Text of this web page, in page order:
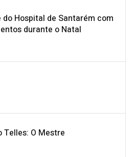
Hospital de Santarém com
durante o Natal
Telles: O Mestre